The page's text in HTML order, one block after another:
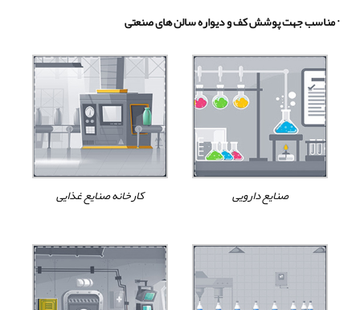
· مناسب جهت پوشش کف و دیواره سالن های صنعتی
صنایع دارویی کارخانه صنایع غذایی